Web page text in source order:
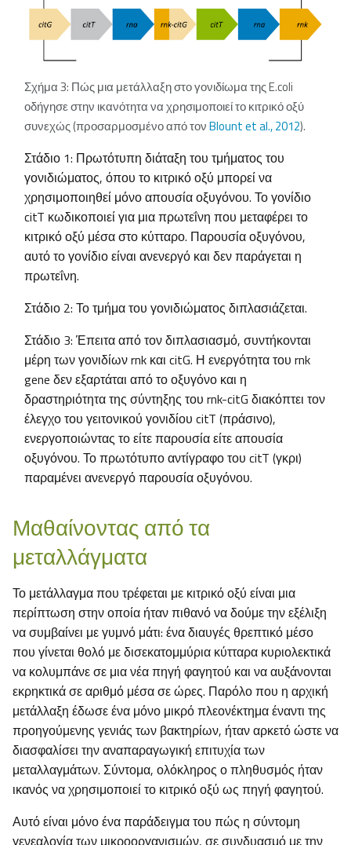
Σχήμα 3: Πώς μια μετάλλαξη στο γονιδίωμα της E.coli
οδήγησε στην ικανότητα να χρησιμοποιεί το κιτρικό οξύ
συνεχώς (προσαρμοσμένο από τονBlount et al., 2012).
Στάδιο 1: Πρωτότυπη διάταξη του τμήματος του
γονιδιώματος, όπου το κιτρικό οξύ μπορεί να
χρησιμοποιηθεί μόνο απουσία οξυγόνου. Το γονίδιο
citT κωδικοποιεί για μια πρωτεΐνη που μεταφέρει το
κιτρικό οξύ μέσα στο κύτταρο. Παρουσία οξυγόνου,
αυτό το γονίδιο είναι ανενεργό και δεν παράγεται η
πρωτεΐνη.
Στάδιο 2: Το τμήμα του γονιδιώματος διπλασιάζεται.
Στάδιο 3: Έπειτα από τον διπλασιασμό, συντήκονται
μέρη των γονιδίωνrnk και citG. Η ενεργότητα του rnk
gene δεν εξαρτάται από το οξυγόνο και η
δραστηριότητα της σύντηξης του rnk-citG διακόπτει τον
έλεγχο του γειτονικού γονιδίου citT (πράσινο),
ενεργοποιώντας το είτε παρουσία είτε απουσία
οξυγόνου. Το πρωτότυπο αντίγραφο του citT (γκρι)
παραμένει ανενεργό παρουσία οξυγόνου.
Μαθαίνοντας από τα
μεταλλάγματα
Το μετάλλαγμα που τρέφεται με κιτρικό οξύ είναι μια
περίπτωση στην οποία ήταν πιθανό να δούμε την εξέλιξη
να συμβαίνει με γυμνό μάτι: ένα διαυγές θρεπτικό μέσο
που γίνεται θολό με δισεκατομμύρια κύτταρα κυριολεκτικά
να κολυμπάνε σε μια νέα πηγή φαγητού και να αυξάνονται
εκρηκτικά σε αριθμό μέσα σε ώρες. Παρόλο που η αρχική
μετάλλαξη έδωσε ένα μόνο μικρό πλεονέκτημα έναντι της
προηγούμενης γενιάς των βακτηρίων, ήταν αρκετό ώστε να
διασφαλίσει την αναπαραγωγική επιτυχία των
μεταλλαγμάτων. Σύντομα, ολόκληρος ο πληθυσμός ήταν
ικανός να χρησιμοποιεί το κιτρικό οξύ ως πηγή φαγητού.
Αυτό είναι μόνο ένα παράδειγμα του πώς η σύντομη
γενεαλογία των μικροοργανισμών, σε συνδυασμό με την